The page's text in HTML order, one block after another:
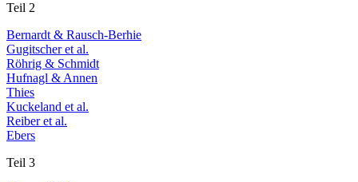
Teil 2
Bernardt & Rausch-Berhie
Gugitscher et al.
Röhrig & Schmidt
Hufnagl & Annen
Thies
Kuckeland et al.
Reiber et al.
Ebers
Teil 3